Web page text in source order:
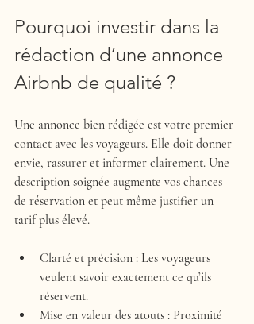
Pourquoi investir dans la
rédaction d’une annonce
Airbnb de qualité ?
Une annonce bien rédigée est votre premier
contact avec les voyageurs. Elle doit donner
envie, rassurer et informer clairement. Une
description soignée augmente vos chances
de réservation et peut même justifier un
tarif plus élevé.
Clarté et précision : Les voyageurs
veulent savoir exactement ce qu’ils
réservent.
Mise en valeur des atouts : Proximité